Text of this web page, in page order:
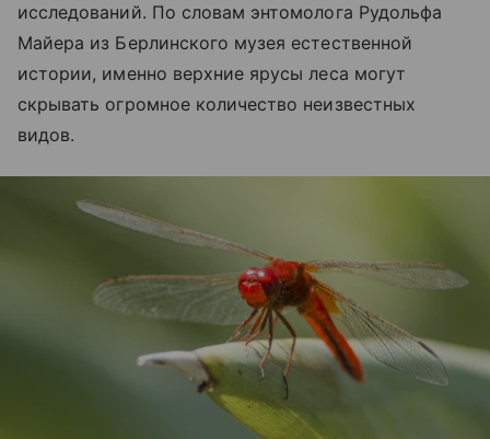
исследований. По словам энтомолога Рудольфа
Майера из Берлинского музея естественной
истории, именно верхние ярусы леса могут
скрывать огромное количество неизвестных
видов.